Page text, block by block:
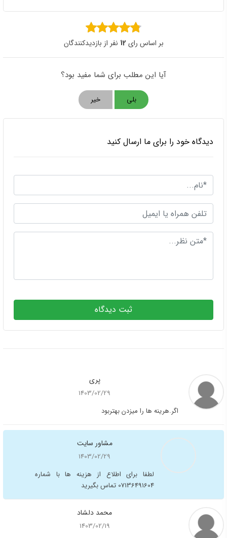
بر اساس رای 12 نفر از بازدیدکنندگان
آیا این مطلب برای شما مفید بود؟
بلی خیر
دیدگاه خود را برای ما ارسال کنید
ثبت دیدگاه
پری
1403/02/29
اگر.هرینه ها را میزدن بهتربود
مشاور سایت
1403/02/29
لطفا برای اطلاع از هزینه ها با شماره
07136491604 تماس بگیرید
محمد دلشاد
1403/02/19